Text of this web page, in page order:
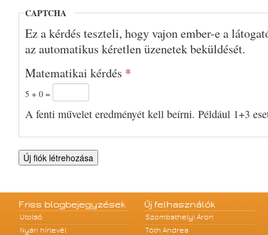
CAPTCHA
Ez a kérdés teszteli, hogy vajon ember-e a
az automatikus kéretlen üzenetek beküldését.
Matematikai kérdés *
5 + 0 =
A fenti művelet eredményét kell beírni. Például 1+3
Friss blogbejegyzések
Utolsó
Nyári hírlevél
Új felhasználók
Szombathelyi Áron
Tóth Andrea